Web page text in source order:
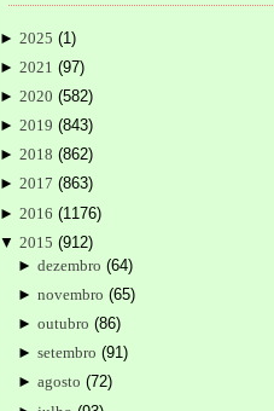
► 2025 (1 )
► 2021 (97)
► 2020 (582)
► 2019 (843)
► 2018 (862)
► 2017 (863)
► 2016 (1176)
▼ 2015 (912)
►dezembro (64)
►novembro (65)
►outubro (86)
►setembro (91)
►agosto (72)